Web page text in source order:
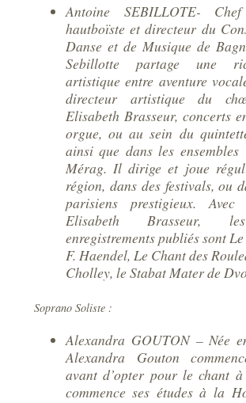
Antoine SEBILLOTE-
hautboïste et directeur du
Danse et de Musique de
Sebillotte partage une
artistique entre aventure
directeur artistique du
Elisabeth Brasseur, concerts
orgue, ou au sein du
ainsi que dans les ensembles
Mérag. Il dirige et joue
région, dans des festivals, ou
parisiens prestigieux.
Elisabeth Brasseur,
enregistrements publiés sont
F. Haendel, Le Chant des
Cholley, le Stabat Mater de
Soprano Soliste :
Alexandra GOUTON – Née
Alexandra Gouton
avant d’opter pour le chant
commence ses études à la